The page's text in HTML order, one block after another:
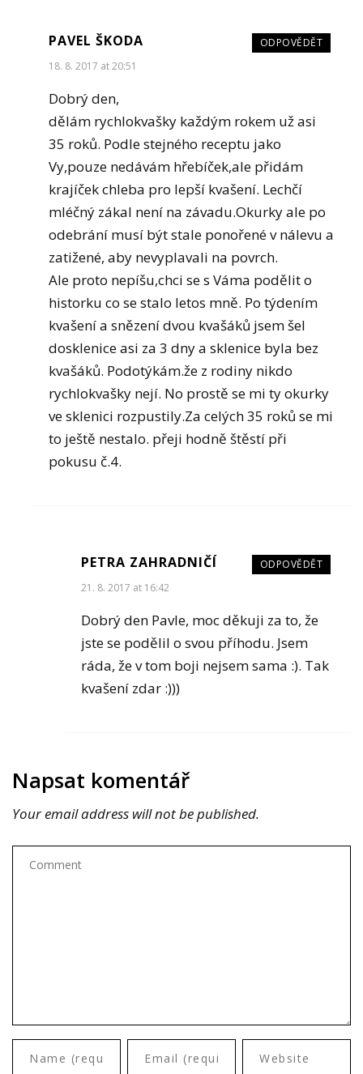
ODPOVĚDĚT
PAVEL ŠKODA
18. 8. 2017 at 20:51
Dobrý den,
dělám rychlokvašky každým rokem už asi
35 roků. Podle stejného receptu jako
Vy,pouze nedávám hřebíček,ale přidám
krajíček chleba pro lepší kvašení. Lechčí
mléčný zákal není na závadu.Okurky ale po
odebrání musí být stale ponořené v nálevu a
zatižené, aby nevyplavali na povrch.
Ale proto nepíšu,chci se s Váma podělit o
historku co se stalo letos mně. Po týdením
kvašení a snězení dvou kvašáků jsem šel
dosklenice asi za 3 dny a sklenice byla bez
kvašáků. Podotýkám.že z rodiny nikdo
rychlokvašky nejí. No prostě se mi ty okurky
ve sklenici rozpustily.Za celých 35 roků se mi
to ještě nestalo. přeji hodně štěstí při
pokusu č.4.
ODPOVĚDĚT
PETRA ZAHRADNIČÍ
21. 8. 2017 at 16:42
Dobrý den Pavle, moc děkuji za to, že
jste se podělil o svou příhodu. Jsem
ráda, že v tom boji nejsem sama :). Tak
kvašení zdar :)))
Napsat komentář
Your email address will not be published.